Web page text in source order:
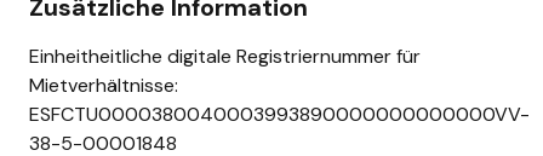
Zusätzliche Information
Einheitheitliche digitale Registriernummer für
Mietverhältnisse:
ESFCTU0000380040003993890000000000000VV-
38-5-00001848